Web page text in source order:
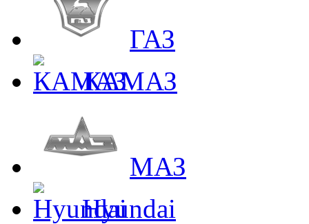
ГАЗ
КАМАЗ
МАЗ
Hyundai